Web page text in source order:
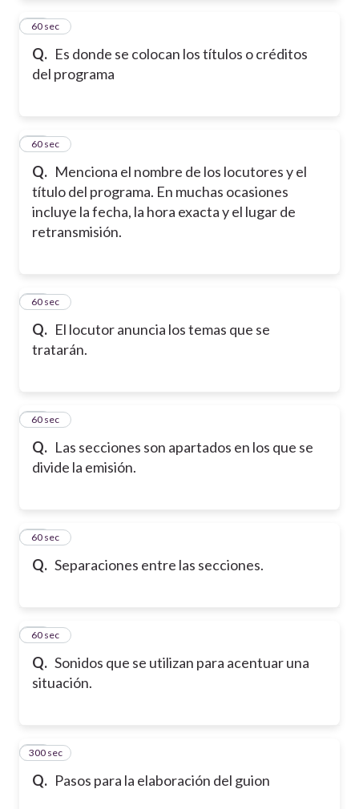
Q. Es donde se colocan los títulos o créditos
del programa
12
60 sec
Q. Menciona el nombre de los locutores y el
título del programa. En muchas ocasiones
incluye la fecha, la hora exacta y el lugar de
retransmisión.
13
60 sec
Q. El locutor anuncia los temas que se
tratarán.
14
60 sec
Q. Las secciones son apartados en los que se
divide la emisión.
15
60 sec
Q. Separaciones entre las secciones.
16
60 sec
Q. Sonidos que se utilizan para acentuar una
situación.
17
60 sec
Q. Pasos para la elaboración del guion
18
300 sec